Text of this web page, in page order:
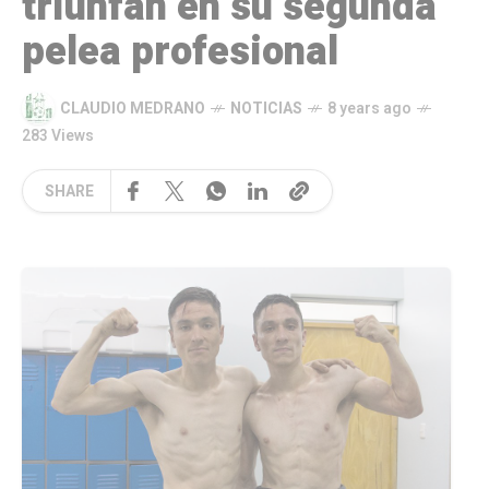
pelea profesional
CLAUDIO MEDRANO NOTICIAS
8 years ago
283 Views
SHARE